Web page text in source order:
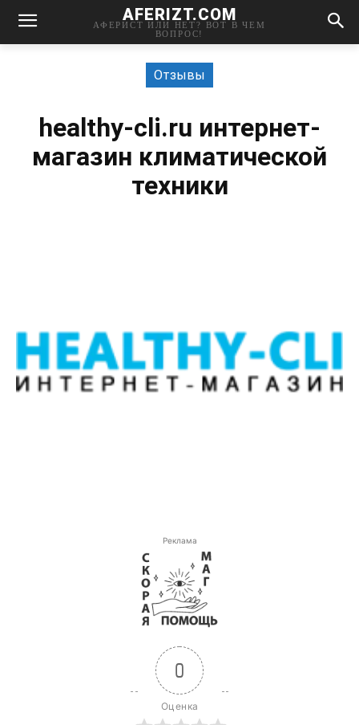
AFERIZT.COM
АФЕРИСТ ИЛИ НЕТ? ВОТ В ЧЕМ
ВОПРОС!
Отзывы
healthy-cli.ru интернет-
магазин климатической
техники
Реклама
0
Оценка